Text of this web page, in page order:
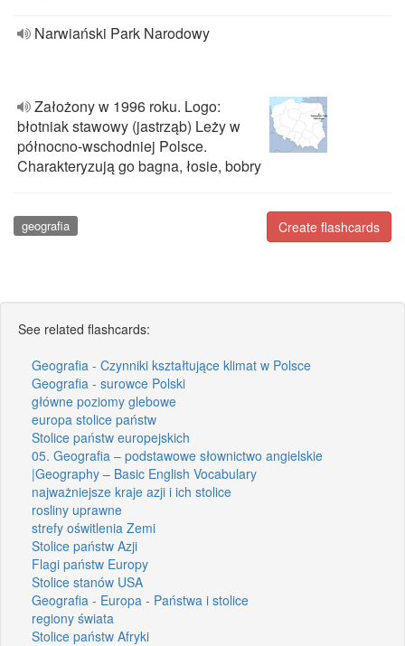
Narwiański Park Narodowy
Założony w 1996 roku. Logo:
błotniak stawowy (jastrząb) Leży w
północno-wschodniej Polsce.
Charakteryzują go bagna, łosie, bobry
Create flashcards
geografia
See related flashcards:
Geografia - Czynniki kształtujące klimat w Polsce
Geografia - surowce Polski
główne poziomy glebowe
europa stolice państw
Stolice państw europejskich
05. Geografia – podstawowe słownictwo angielskie
|Geography – Basic English Vocabulary
najważniejsze kraje azji i ich stolice
rosliny uprawne
strefy oświtlenia Zemi
Stolice państw Azji
Flagi państw Europy
Stolice stanów USA
Geografia - Europa - Państwa i stolice
regiony świata
Stolice państw Afryki